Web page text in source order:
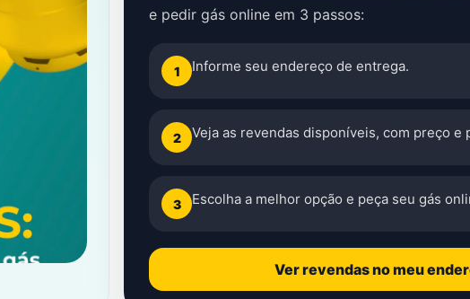
e pedir gás online em 3 passos:
1 Informe seu endereço de entrega.
2 Veja as revendas disponíveis, com preço e
3 Escolha a melhor opção e peça seu gás
Ver revendas no meu